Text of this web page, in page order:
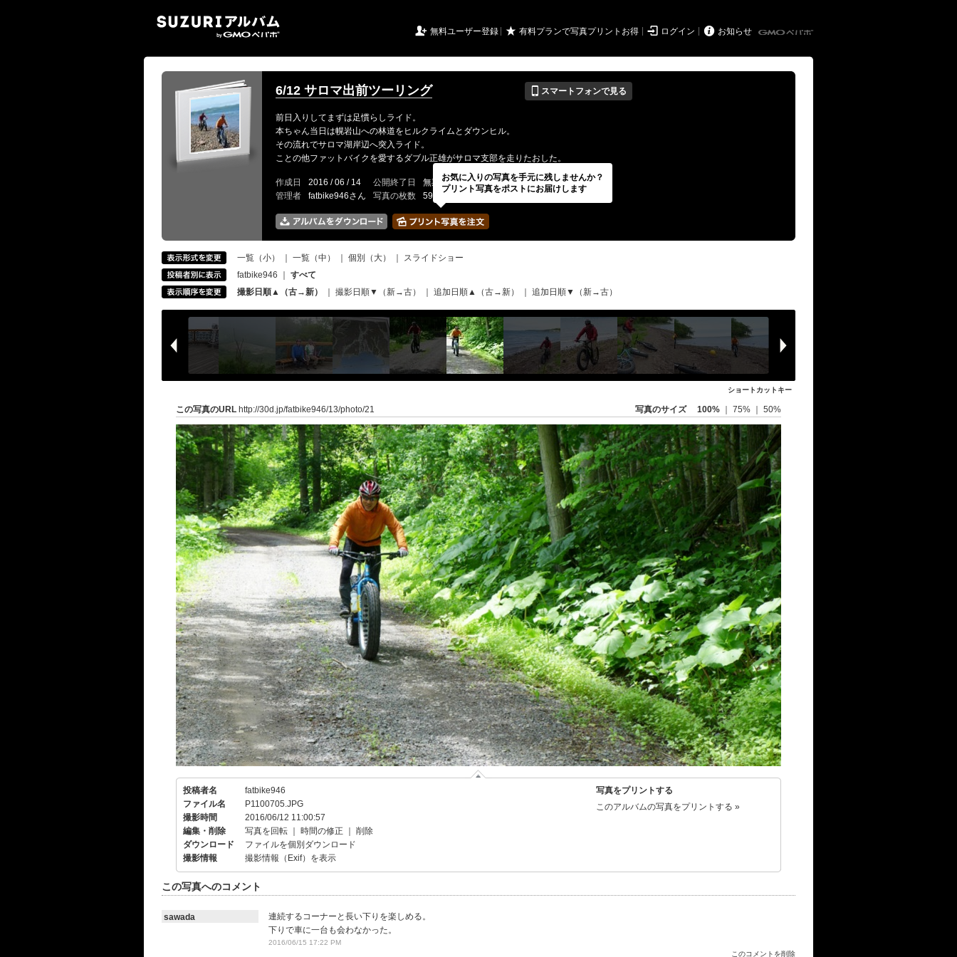
 無料ユーザー登録 ★ 有料プランで写真プリントお得  ログイン  お知らせ
6/12 サロマ出前ツーリング 📱 スマートフォンで見る
前日入りしてまずは足慣らしライド。
本ちゃん当日は幌岩山への林道をヒルクライムとダウンヒル。
その流れでサロマ湖岸辺へ突入ライド。
ことの他ファットバイクを愛するダブル正雄がサロマ支部を走りたおした。
作成日 2016 / 06 / 14 公開終了日 無期限 イベントの期間
---
管理者
fatbike946さん 写真の枚数 59 / 2000枚
一覧（小） 一覧（中） 個別（大）
スライドショー
fatbike946
すべて
撮影日順▲（古→新）
撮影日順▼（新→古） 追加日順▲（古→新） 追加日順▼（新→古）
ショートカットキー
この写真のURL http://30d.jp/fatbike946/13/photo/21 写真のサイズ 100% 75% 50%
投稿者名
fatbike946
ファイル名
P1100705.JPG
撮影時間
2016/06/12 11:00:57
編集・削除
写真を回転 時間の修正
削除
ダウンロード
ファイルを個別ダウンロード
撮影情報
撮影情報（Exif）を表示
写真をプリントする
このアルバムの写真をプリントする »
この写真へのコメント
sawada
連続するコーナーと長い下りを楽しめる。
下りで車に一台も会わなかった。
2016/06/15 17:22 PM
このコメントを削除
お気に入りの写真を手元に残しませんか？
プリント写真をポストにお届けします